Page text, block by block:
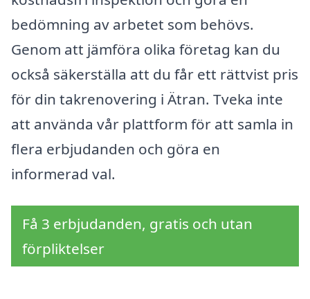
bedömning av arbetet som behövs.
Genom att jämföra olika företag kan du
också säkerställa att du får ett rättvist pris
för din takrenovering i Ätran. Tveka inte
att använda vår plattform för att samla in
flera erbjudanden och göra en
informerad val.
Få 3 erbjudanden, gratis och utan
förpliktelser